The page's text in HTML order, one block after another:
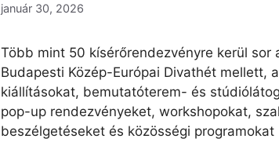
január 30, 2026
Több mint 50 kísérőrendezvényre kerül sor
Budapesti Közép-Európai Divathét mellett,
kiállításokat, bemutatóterem- és
pop-up rendezvényeket, workshopokat,
beszélgetéseket és közösségi programokat